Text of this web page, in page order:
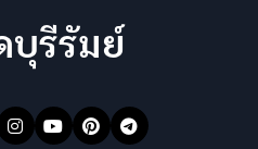
บุรีรัมย์